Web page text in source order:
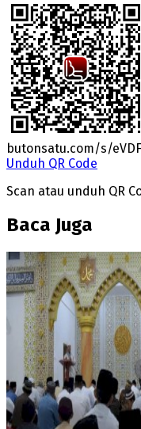
butonsatu.com/s/
Unduh QR Code
Scan atau unduh QR
Baca Juga